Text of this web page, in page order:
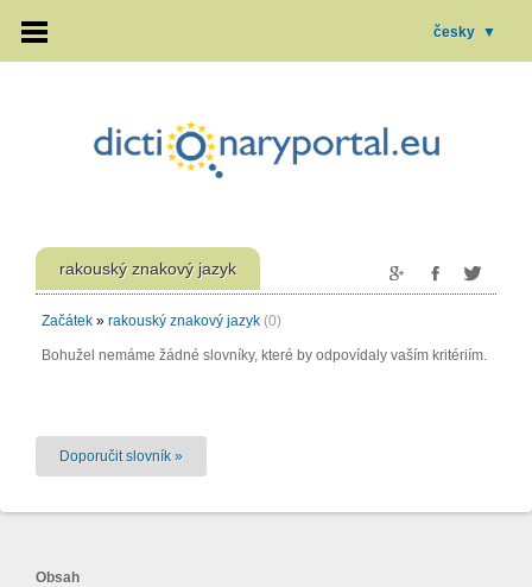
česky ▼
rakouský znakový jazyk
Začátek » rakouský znakový jazyk (0)
Bohužel nemáme žádné slovníky, které by odpovídaly vaším kritériím.
Doporučit slovník »
Obsah